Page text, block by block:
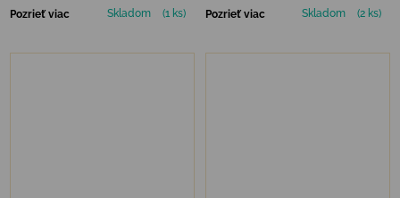
Pozrieť viac Skladom (1 ks) Pozrieť viac Skladom (2 ks)